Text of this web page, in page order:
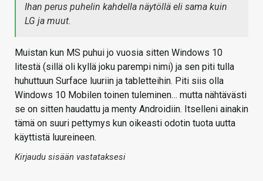
Ihan perus puhelin kahdella näytöllä eli sama kuin
LG ja muut.
Muistan kun MS puhui jo vuosia sitten Windows 10
litestä (sillä oli kyllä joku parempi nimi) ja sen piti tulla
huhuttuun Surface luuriin ja tabletteihin. Piti siis olla
Windows 10 Mobilen toinen tuleminen… mutta nähtävästi
se on sitten haudattu ja menty Androidiin. Itselleni ainakin
tämä on suuri pettymys kun oikeasti odotin tuota uutta
käyttistä luureineen.
Kirjaudu sisään vastataksesi